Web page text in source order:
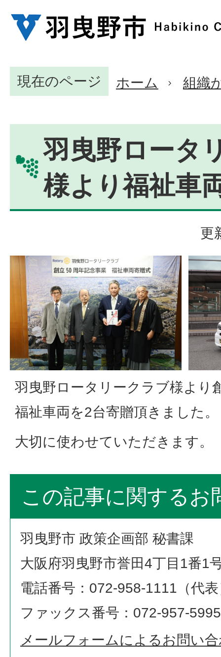
現在のページ ホーム 組織
羽曳野ロータ
様より福祉車
更
羽曳野ロータリークラブ様より
福祉車両を2台寄贈頂きました。
大切に使わせていただきます。
この記事に関するお
羽曳野市 政策企画部 秘書課
大阪府羽曳野市誉田4丁目1番1
電話番号：072-958-1111（代
ファックス番号：072-957-5995
メールフォームによるお問い